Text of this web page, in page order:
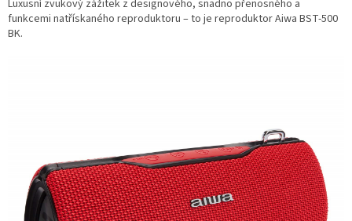
Luxusní zvukový zážitek z designového, snadno přenosného a
funkcemi natřískaného reproduktoru – to je reproduktor Aiwa BST-500
BK.